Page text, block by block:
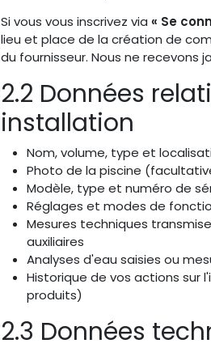
Si vous vous inscrivez via « Se
lieu et place de la création de
du fournisseur. Nous ne recevons
2.2 Données
installation
Nom, volume, type et
Photo de la piscine
Modèle, type et numéro de
Réglages et modes de
Mesures techniques
auxiliaires
Analyses d'eau saisies ou
Historique de vos actions sur
produits)
2.3 Données